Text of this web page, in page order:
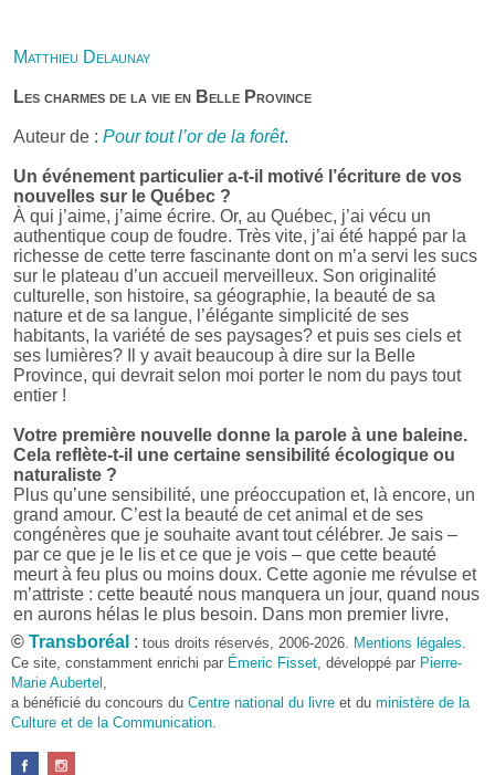
Matthieu Delaunay
Les charmes de la vie en Belle Province
Auteur de : Pour tout l’or de la forêt.
Un événement particulier a-t-il motivé l’écriture de vos
nouvelles sur le Québec ?
À qui j’aime, j’aime écrire. Or, au Québec, j’ai vécu un
authentique coup de foudre. Très vite, j’ai été happé par la
richesse de cette terre fascinante dont on m’a servi les sucs
sur le plateau d’un accueil merveilleux. Son originalité
culturelle, son histoire, sa géographie, la beauté de sa
nature et de sa langue, l’élégante simplicité de ses
habitants, la variété de ses paysages? et puis ses ciels et
ses lumières? Il y avait beaucoup à dire sur la Belle
Province, qui devrait selon moi porter le nom du pays tout
entier !
Votre première nouvelle donne la parole à une baleine.
Cela reflète-t-il une certaine sensibilité écologique ou
naturaliste ?
Plus qu’une sensibilité, une préoccupation et, là encore, un
grand amour. C’est la beauté de cet animal et de ses
congénères que je souhaite avant tout célébrer. Je sais –
par ce que je le lis et ce que je vois – que cette beauté
meurt à feu plus ou moins doux. Cette agonie me révulse et
m’attriste : cette beauté nous manquera un jour, quand nous
en aurons hélas le plus besoin. Dans mon premier livre,
j’avais pris goût à me mettre dans la peau d’une bête. Outre
l’intérêt de l’exercice littéraire, il me semble que cela peut
être un bon moyen pour transmettre certains messages.
Pourquoi avoir choisi le format des nouvelles plutôt
qu’un autre ?
D’abord parce que j’aime (décidément!) en lire !
© Transboréal : tous droits réservés, 2006-2026. Mentions légales
Ce site, constamment enrichi par Émeric Fisset , développé par Pierre-
Marie Aubertel
a bénéficié du concours du Centre national du livre et du ministère de la
Culture et de la Communication